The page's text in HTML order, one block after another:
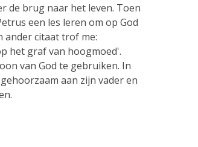
de brug naar het leven. Toen
een les leren om op God
ander citaat trof me:
het graf van hoogmoed'.
van God te gebruiken. In
aan zijn vader en